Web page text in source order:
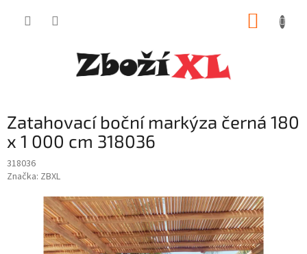
Zatahovací boční markýza černá 180
x 1 000 cm 318036
318036
Značka: ZBXL